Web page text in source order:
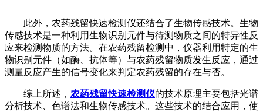
此外，农药残留快速检测仪还结合了生物传感技术。生物
传感技术是一种利用生物识别元件与待测物质之间的特异性反
应来检测物质的方法。在农药残留检测中，仪器利用特定的生
物识别元件（如酶、抗体等）与农药残留物质发生反应，通过
测量反应产生的信号变化来判定农药残留的存在与否。
综上所述， 农药残留快速检测仪的技术原理主要包括光谱
分析技术、色谱法和生物传感技术。这些技术的结合应用，使